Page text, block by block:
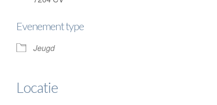
Evenement type
Jeugd
Locatie